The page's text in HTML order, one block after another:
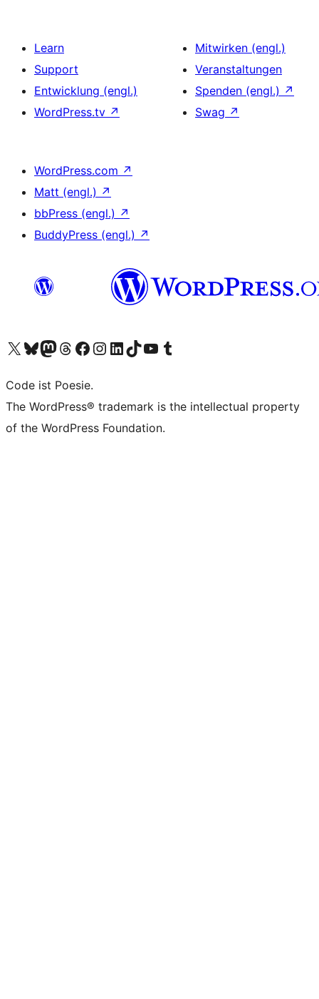
Learn
Support
Entwicklung (engl.)
WordPress.tv ↗
Mitwirken (engl.)
Veranstaltungen
Spenden (engl.) ↗
Swag ↗
WordPress.com ↗
Matt (engl.) ↗
bbPress (engl.) ↗
BuddyPress (engl.) ↗
Unser X-Konto (früher Twitter) besuchen
Unser Bluesky-Konto besuchen
Unser Mastodon-Konto besuchen
Unser Threads-Konto besuchen
Unsere Facebook-Seite besuchen
Unser Instagram-Konto besuchen
Unser LinkedIn-Konto besuchen
Unser TikTok-Konto besuchen
Unseren YouTube-Kanal besuchen
Unser Tumblr-Konto besuchen
Code ist Poesie.
The WordPress® trademark is the intellectual property
of the WordPress Foundation.